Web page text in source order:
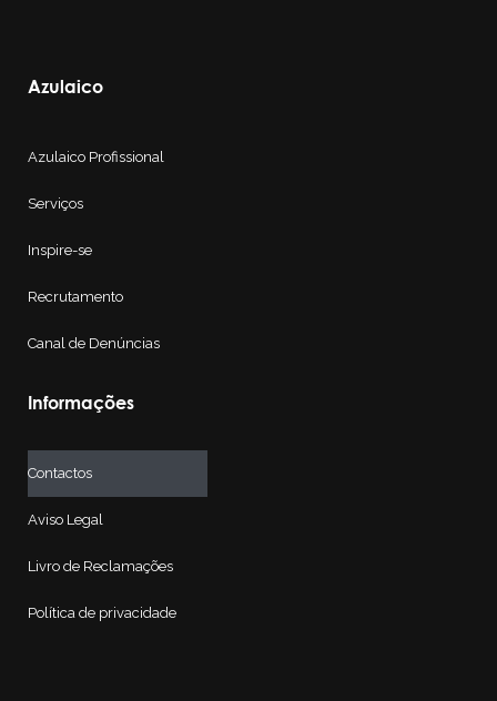
Azulaico
Azulaico Profissional
Serviços
Inspire-se
Recrutamento
Canal de Denúncias
Informações
Contactos
Aviso Legal
Livro de Reclamações
Política de privacidade